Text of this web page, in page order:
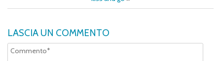
LASCIA UN COMMENTO